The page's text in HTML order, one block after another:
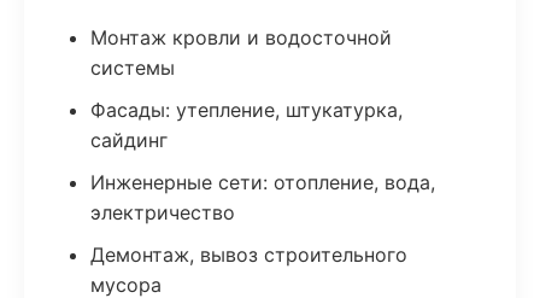
Монтаж кровли и водосточной
системы
Фасады: утепление, штукатурка,
сайдинг
Инженерные сети: отопление, вода,
электричество
Демонтаж, вывоз строительного
мусора